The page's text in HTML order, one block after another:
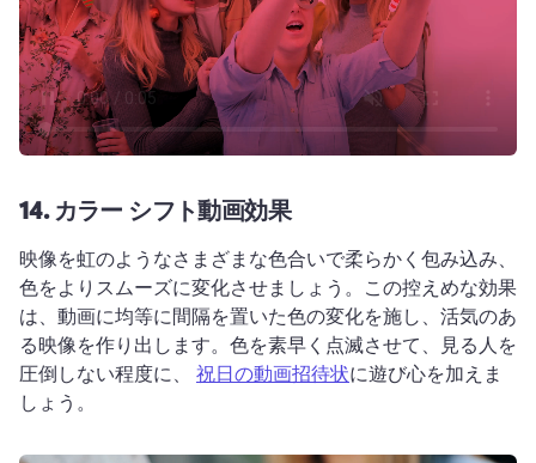
14.カラー シフト動画効果
映像を虹のようなさまざまな色合いで柔らかく包み込み、
色をよりスムーズに変化させましょう。 この控えめな効果
は、動画に均等に間隔を置いた色の変化を施し、活気のあ
る映像を作り出します。 色を素早く点滅させて、見る人を
圧倒しない程度に、 祝日の動画招待状に遊び心を加えま
しょう。